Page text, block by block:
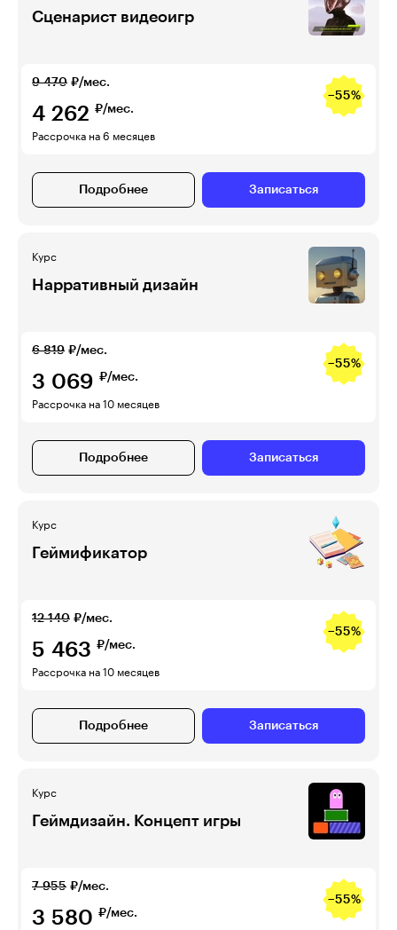
Сценарист видеоигр
9 470 ₽/мес.
−55%
4 262 ₽/мес.
Рассрочка на 6 месяцев
Подробнее Записаться
Курс
Нарративный дизайн
6 819 ₽/мес.
−55%
3 069 ₽/мес.
Рассрочка на 10 месяцев
Подробнее Записаться
Курс
Геймификатор
12 140 ₽/мес.
−55%
5 463 ₽/мес.
Рассрочка на 10 месяцев
Подробнее Записаться
Курс
Геймдизайн. Концепт игры
7 955 ₽/мес.
−55%
3 580 ₽/мес.